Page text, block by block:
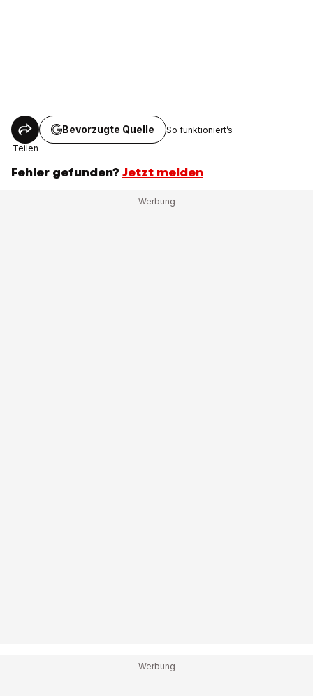
Teilen
Bevorzugte Quelle So funktioniert’s
Fehler gefunden? Jetzt melden